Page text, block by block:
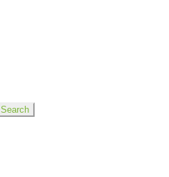
Search